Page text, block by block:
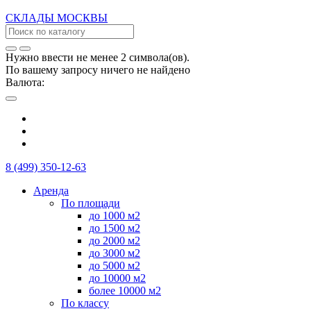
СКЛАДЫ МОСКВЫ
Нужно ввести не менее 2 символа(ов).
По вашему запросу ничего не найдено
Валюта:
8 (499) 350-12-63
Аренда
По площади
до 1000 м2
до 1500 м2
до 2000 м2
до 3000 м2
до 5000 м2
до 10000 м2
более 10000 м2
По классу